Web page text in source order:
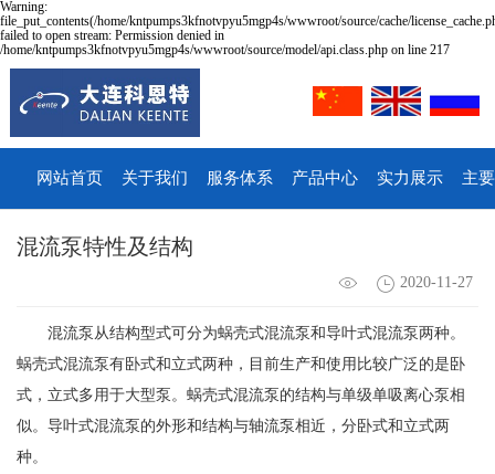
Warning:
file_put_contents(/home/kntpumps3kfnotvpyu5mgp4s/wwwroot/source/cache/
failed to open stream: Permission denied in
/home/kntpumps3kfnotvpyu5mgp4s/wwwroot/source/model/api.class.php on line 217
网站首页 关于我们 服务体系 产品中心 实力展示 主
混流泵特性及结构
2020-11-27
混流泵从结构型式可分为蜗壳式混流泵和导叶式混流泵两种。
蜗壳式混流泵有卧式和立式两种，目前生产和使用比较广泛的是卧
式，立式多用于大型泵。蜗壳式混流泵的结构与单级单吸离心泵相
似。导叶式混流泵的外形和结构与轴流泵相近，分卧式和立式两
种。